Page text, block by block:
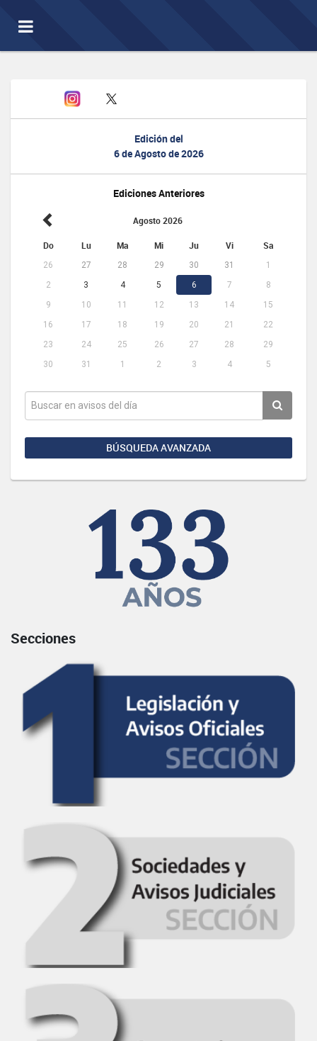
Toggle
navigation
Edición del
6 de Agosto de 2026
Ediciones Anteriores
Agosto 2026
Do Lu Ma Mi Ju Vi Sa
26 27 28 29 30 31
1
2
3 4 5 6 7
8
9
10 11 12 13 14
15
16
17 18 19 20 21
22
23
24 25 26 27 28
29
30
31 1 2 3 4 5
BÚSQUEDA AVANZADA
Secciones